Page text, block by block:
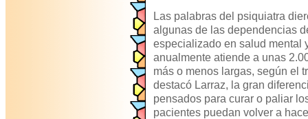
Las palabras del psiquiatra
algunas de las dependencias
especializado en salud mental
anualmente atiende a unas
más o menos largas, según el
destacó Larraz, la gran
pensados ​​para curar o paliar
pacientes puedan volver a